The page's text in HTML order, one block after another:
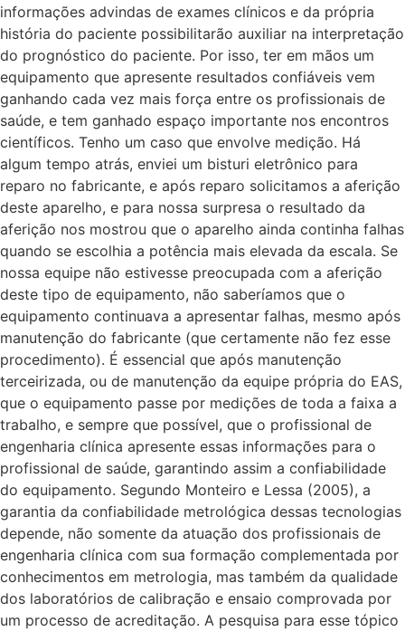
informações advindas de exames clínicos e da própria
história do paciente possibilitarão auxiliar na interpretação
do prognóstico do paciente. Por isso, ter em mãos um
equipamento que apresente resultados confiáveis vem
ganhando cada vez mais força entre os profissionais de
saúde, e tem ganhado espaço importante nos encontros
científicos. Tenho um caso que envolve medição. Há
algum tempo atrás, enviei um bisturi eletrônico para
reparo no fabricante, e após reparo solicitamos a aferição
deste aparelho, e para nossa surpresa o resultado da
aferição nos mostrou que o aparelho ainda continha falhas
quando se escolhia a potência mais elevada da escala. Se
nossa equipe não estivesse preocupada com a aferição
deste tipo de equipamento, não saberíamos que o
equipamento continuava a apresentar falhas, mesmo após
manutenção do fabricante (que certamente não fez esse
procedimento). É essencial que após manutenção
terceirizada, ou de manutenção da equipe própria do EAS,
que o equipamento passe por medições de toda a faixa a
trabalho, e sempre que possível, que o profissional de
engenharia clínica apresente essas informações para o
profissional de saúde, garantindo assim a confiabilidade
do equipamento. Segundo Monteiro e Lessa (2005), a
garantia da confiabilidade metrológica dessas tecnologias
depende, não somente da atuação dos profissionais de
engenharia clínica com sua formação complementada por
conhecimentos em metrologia, mas também da qualidade
dos laboratórios de calibração e ensaio comprovada por
um processo de acreditação. A pesquisa para esse tópico